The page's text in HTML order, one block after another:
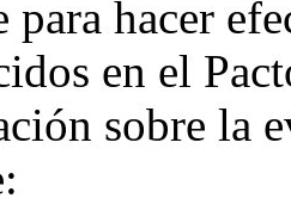
para hacer
en el
sobre la